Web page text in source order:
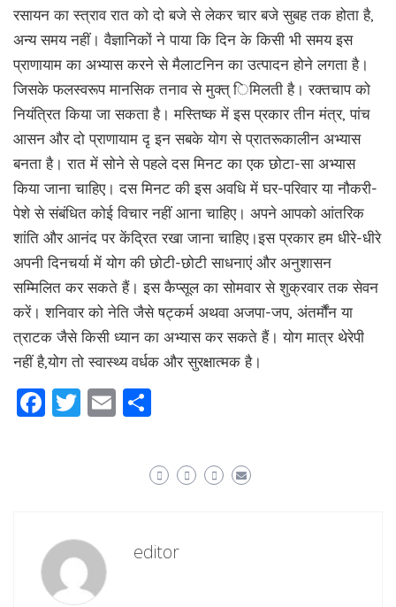
रसायन का स्त्राव रात को दो बजे से लेकर चार बजे सुबह तक होता है,
अन्य समय नहीं। वैज्ञानिकों ने पाया कि दिन के किसी भी समय इस
प्राणायाम का अभ्यास करने से मैलाटनिन का उत्पादन होने लगता है।
जिसके फलस्वरूप मानसिक तनाव से मुक्त् िमिलती है। रक्तचाप को
नियंत्रित किया जा सकता है। मस्तिष्क में इस प्रकार तीन मंत्र, पांच
आसन और दो प्राणायाम दृ इन सबके योग से प्रातरूकालीन अभ्यास
बनता है। रात में सोने से पहले दस मिनट का एक छोटा-सा अभ्यास
किया जाना चाहिए। दस मिनट की इस अवधि में घर-परिवार या नौकरी-
पेशे से संबंधित कोई विचार नहीं आना चाहिए। अपने आपको आंतरिक
शांति और आनंद पर केंद्रित रखा जाना चाहिए।इस प्रकार हम धीरे-धीरे
अपनी दिनचर्या में योग की छोटी-छोटी साधनाएं और अनुशासन
सम्मिलित कर सकते हैं। इस कैप्सूल का सोमवार से शुक्रवार तक सेवन
करें। शनिवार को नेति जैसे षट्कर्म अथवा अजपा-जप, अंतर्मौंन या
त्राटक जैसे किसी ध्यान का अभ्यास कर सकते हैं। योग मात्र थेरेपी
नहीं है,योग तो स्वास्थ्य वर्धक और सुरक्षात्मक है।
Facebook
Twitter
Email
editor